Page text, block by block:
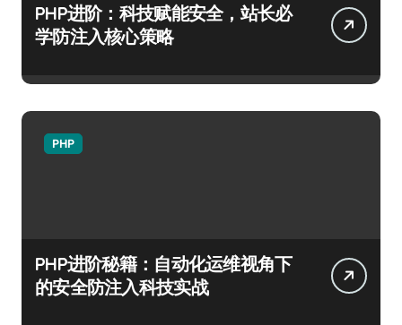
PHP进阶：科技赋能安全，站长必
学防注入核心策略
PHP
PHP进阶秘籍：自动化运维视角下
的安全防注入科技实战